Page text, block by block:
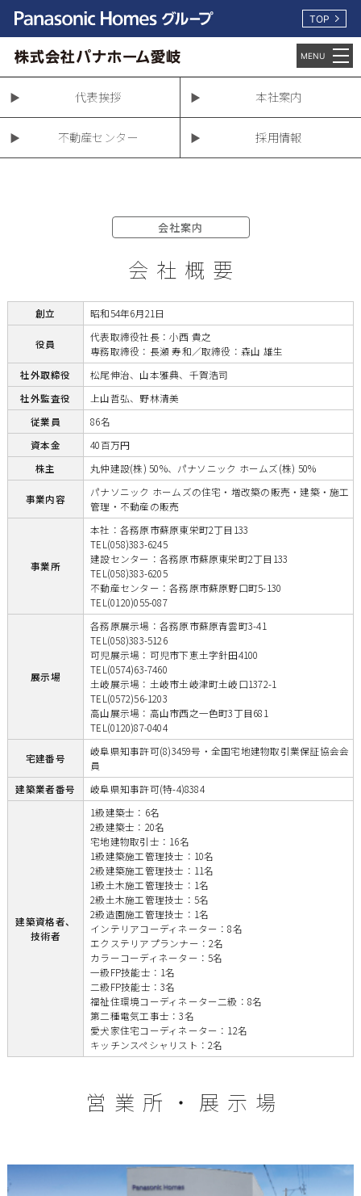
TOP
代表挨拶 本社案内
不動産センター 採用情報
会社案内
会社概要
創立 昭和54年6月21日
役員
代表取締役社長：小西 貴之
専務取締役：長瀬 寿和／取締役：森山 雄生
社外取締役
松尾伸治、山本雅典、千賀浩司
社外監査役
上山哲弘、野林清美
従業員
86名
資本金
40百万円
株主
丸仲建設(株) 50%、パナソニック ホームズ(株) 50%
事業内容
パナソニック ホームズの住宅・増改築の販売・建築・施工
管理・不動産の販売
事業所
本社：各務原市蘇原東栄町2丁目133
TEL(058)383-6245
建設センター：各務原市蘇原東栄町2丁目133
TEL(058)383-6205
不動産センター：各務原市蘇原野口町5-130
TEL(0120)055-087
展示場
各務原展示場：各務原市蘇原青雲町3-41
TEL(058)383-5126
可児展示場：可児市下恵土字針田4100
TEL(0574)63-7460
土岐展示場：土岐市土岐津町土岐口1372-1
TEL(0572)56-1203
高山展示場：高山市西之一色町3丁目681
TEL(0120)87-0404
宅建番号
岐阜県知事許可(8)3459号・全国宅地建物取引業保証協会会
員
建築業者番号
岐阜県知事許可(特-4)8384
建築資格者、
技術者
1級建築士：6名
2級建築士：20名
宅地建物取引士：16名
1級建築施工管理技士：10名
2級建築施工管理技士：11名
1級土木施工管理技士：1名
2級土木施工管理技士：5名
2級造園施工管理技士：1名
インテリアコーディネーター：8名
エクステリアプランナー：2名
カラーコーディネーター：5名
一級FP技能士：1名
二級FP技能士：3名
福祉住環境コーディネーター二級：8名
第二種電気工事士：3名
愛犬家住宅コーディネーター：12名
キッチンスペシャリスト：2名
営業所・展示場